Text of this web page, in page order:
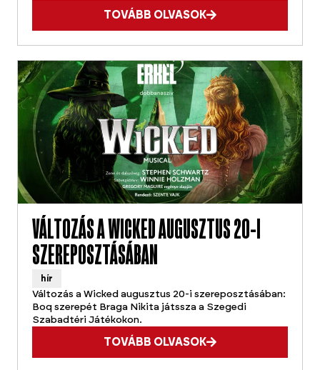
TOVÁBB OLVASOK
VÁLTOZÁS A WICKED AUGUSZTUS 20-I
SZEREPOSZTÁSÁBAN
hír
Változás a Wicked augusztus 20-i szereposztásában:
Boq szerepét Braga Nikita játssza a Szegedi
Szabadtéri Játékokon.
TOVÁBB OLVASOK